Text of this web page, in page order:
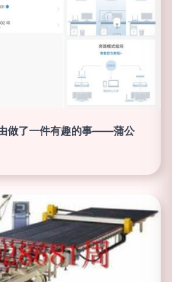
做了一件有趣的事——蒲公